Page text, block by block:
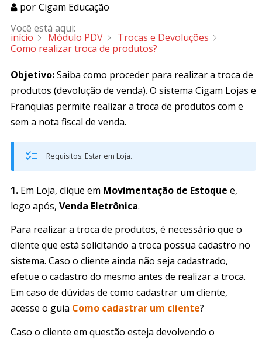
por Cigam Educação
Você está aqui:
início Módulo PDV
Trocas e Devoluções
Como realizar troca de produtos?
Objetivo:Saiba como proceder para realizar a troca de
produtos (devolução de venda). O sistema Cigam Lojas e
Franquias permite realizar a troca de produtos com e
sem a nota fiscal de venda.
Requisitos: Estar em Loja.
1. Em Loja, clique em Movimentação de Estoque e,
logo após, Venda Eletrônica.
Para realizar a troca de produtos, é necessário que o
cliente que está solicitando a troca possua cadastro no
sistema. Caso o cliente ainda não seja cadastrado,
efetue o cadastro do mesmo antes de realizar a troca.
Em caso de dúvidas de como cadastrar um cliente,
acesse o guia Como cadastrar um cliente?
Caso o cliente em questão esteja devolvendo o